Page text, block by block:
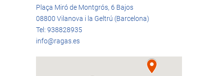
Plaça Miró de Montgrós, 6 Bajos
08800 Vilanova i la Geltrú (Barcelona)
Tel: 938828935
info@ragas.es